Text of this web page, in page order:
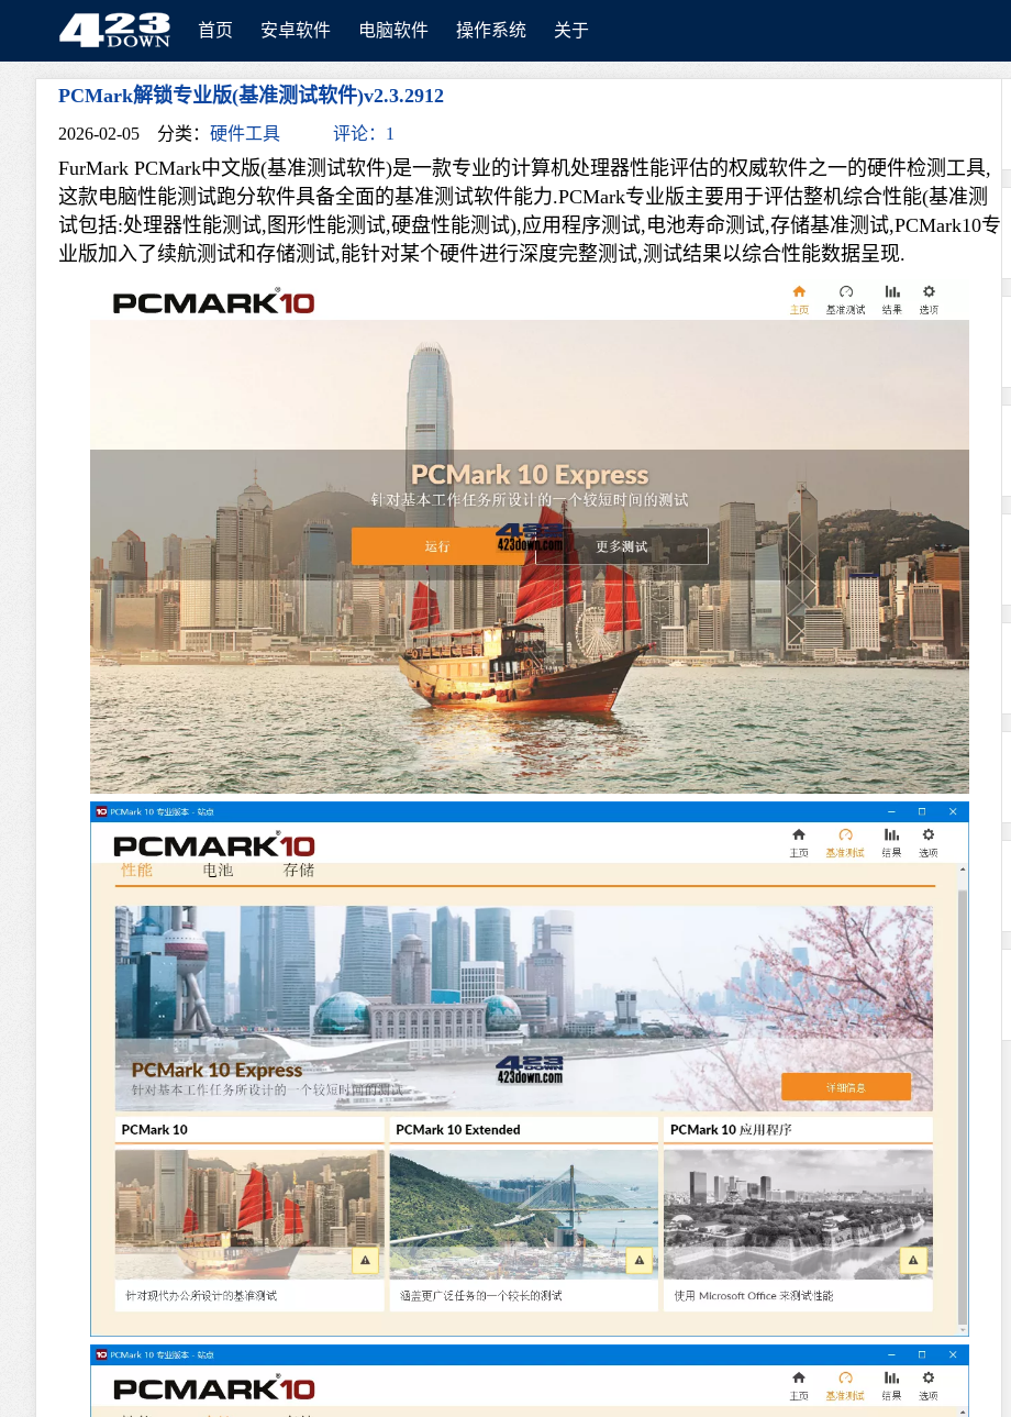
首页 安卓软件 电脑软件 操作系统 关于
PCMark解锁专业版(基准测试软件)v2.3.2912
2026-02-05 分类： 硬件工具 评论：1
FurMark PCMark中文版(基准测试软件)是一款专业的计算机处理器性能评估的权威软件之一的硬件检测工具,
这款电脑性能测试跑分软件具备全面的基准测试软件能力.PCMark专业版主要用于评估整机综合性能(基准测
试包括:处理器性能测试,图形性能测试,硬盘性能测试),应用程序测试,电池寿命测试,存储基准测试,PCMark10专
业版加入了续航测试和存储测试,能针对某个硬件进行深度完整测试,测试结果以综合性能数据呈现.